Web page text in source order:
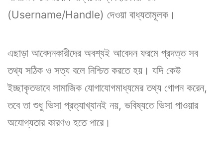
(Username/Handle) দেওয়া বাধ্যতামূলক।
এছাড়া আবেদনকারীদের অবশ্যই আবেদন ফরমে প্রদত্ত সব
তথ্য সঠিক ও সত্য বলে নিশ্চিত করতে হয়। যদি কেউ
ইচ্ছাকৃতভাবে সামাজিক যোগাযোগমাধ্যমের তথ্য গোপন করেন,
তবে তা শুধু ভিসা প্রত্যাখ্যানই নয়, ভবিষ্যতে ভিসা পাওয়ার
অযোগ্যতার কারণও হতে পারে।